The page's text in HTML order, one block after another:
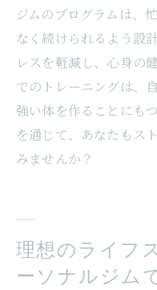
に与える影響
ジムのプログラムは、
なく続けられるよう設
レスを軽減し、心身の
でのトレーニングは、
強い体を作ることにも
を通じて、あなたもス
みませんか？
理想のライフ
ーソナルジム